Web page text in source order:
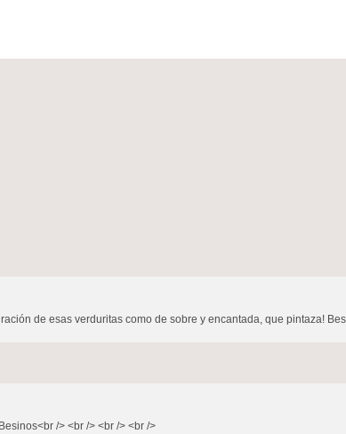
de esas verduritas como de sobre y encantada, que pintaza!
/> <br /> <br /> <br />